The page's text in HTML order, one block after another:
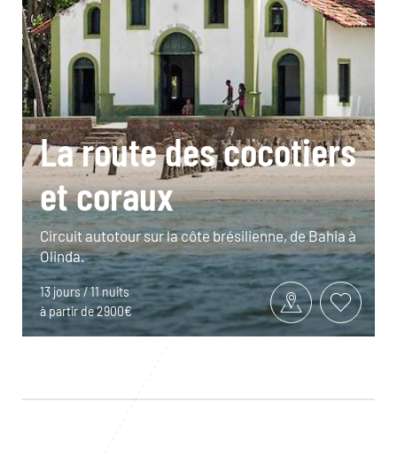
La route des cocotiers
et coraux
Circuit autotour sur la côte brésilienne, de Bahia à
Olinda.
13 jours / 11 nuits
à partir de 2900€